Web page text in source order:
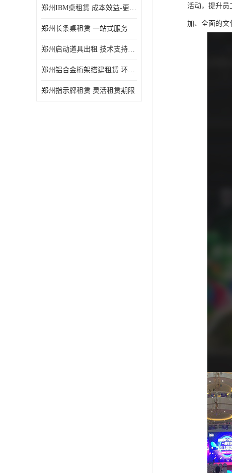
郑州IBM桌租赁 成本效益-更具经济性和实用性
郑州长条桌租赁 一站式服务
郑州启动道具出租 技术支持与现场服务
郑州铝合金桁架搭建租赁 环保节能
郑州指示牌租赁 灵活租赁期限
活动，提升员
加、全面的文